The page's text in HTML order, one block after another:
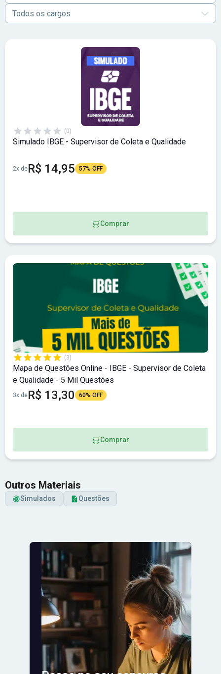
Todos os cargos
(0)
Simulado IBGE - Supervisor de Coleta e Qualidade
2x deR$ 14,95 57% OFF
Comprar
(3)
Mapa de Questões Online - IBGE - Supervisor de Coleta
e Qualidade - 5 Mil Questões
3x deR$ 13,30 60% OFF
Comprar
Outros Materiais
Simulados Questões